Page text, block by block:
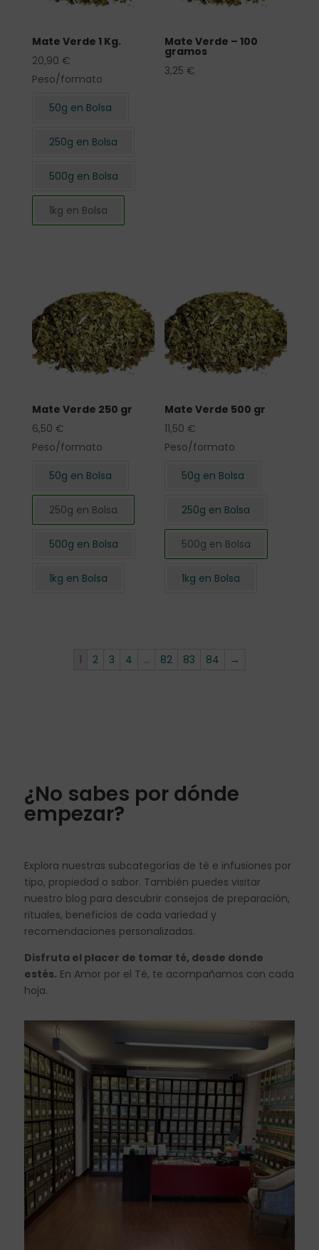
Mate Verde 1 Kg.
20,90 €
Peso/formato
50g en Bolsa
250g en Bolsa
500g en Bolsa
1kg en Bolsa
Mate Verde – 100
gramos
3,25 €
Mate Verde 250 gr
6,50 €
Peso/formato
50g en Bolsa
250g en Bolsa
500g en Bolsa
1kg en Bolsa
Mate Verde 500 gr
11,50 €
Peso/formato
50g en Bolsa
250g en Bolsa
500g en Bolsa
1kg en Bolsa
1 2 3 4 … 82 83 84 →
¿No sabes por dónde
empezar?
Explora nuestras subcategorías de té e infusiones por
tipo, propiedad o sabor. También puedes visitar
nuestro blog para descubrir consejos de preparación,
rituales, beneficios de cada variedad y
recomendaciones personalizadas.
Disfruta el placer de tomar té, desde donde
estés. En Amor por el Té, te acompañamos con cada
hoja.